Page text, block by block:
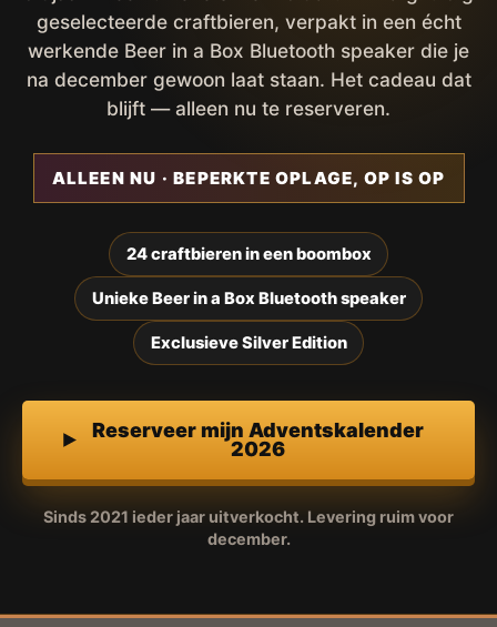
geselecteerde craftbieren, verpakt in een écht
werkende Beer in a Box Bluetooth speaker die je
na december gewoon laat staan. Het cadeau dat
blijft — alleen nu te reserveren.
ALLEEN NU · BEPERKTE OPLAGE, OP IS OP
24 craftbieren in een boombox
Unieke Beer in a Box Bluetooth speaker
Exclusieve Silver Edition
Reserveer mijn Adventskalender
2026
Sinds 2021 ieder jaar uitverkocht. Levering ruim voor
december.